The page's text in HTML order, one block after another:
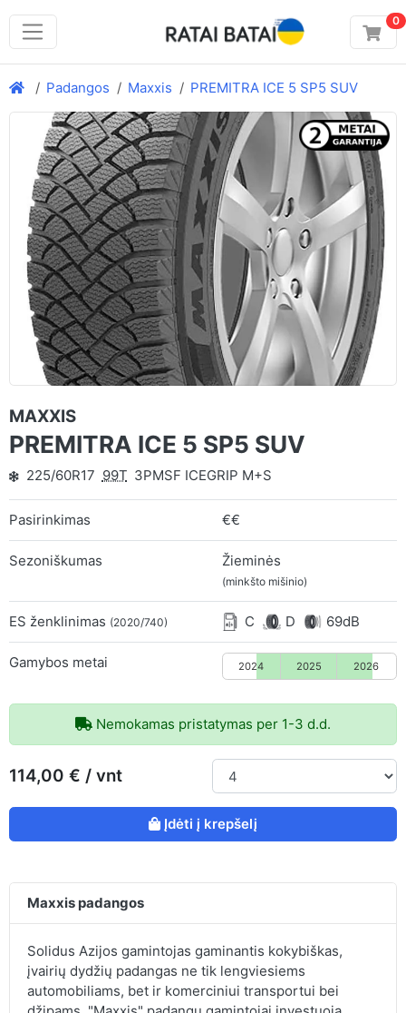
0
Padangos Maxxis PREMITRA ICE 5 SP5 SUV
MAXXIS
PREMITRA ICE 5 SP5 SUV
225/60R17 99T 3PMSF ICEGRIP M+S
Pasirinkimas €€
Sezoniškumas Žieminės
(minkšto mišinio)
ES ženklinimas (2020/740) C D 69dB
Gamybos metai 2024 2025 2026
Nemokamas pristatymas per 1-3 d.d.
114,00 € / vnt
Įdėti į krepšelį
Maxxis padangos
Solidus Azijos gamintojas gaminantis kokybiškas,
įvairių dydžių padangas ne tik lengviesiems
automobiliams, bet ir komerciniui transportui bei